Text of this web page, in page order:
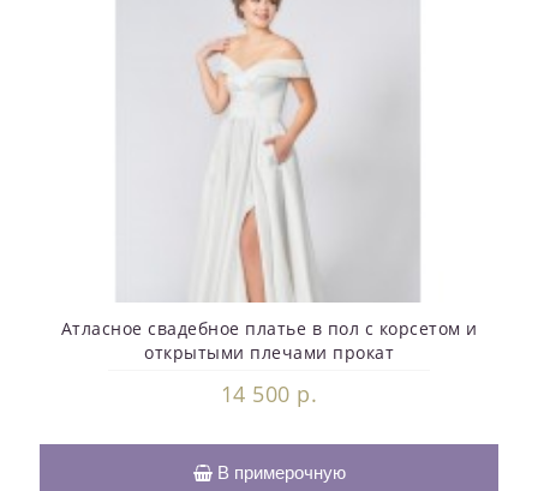
Атласное свадебное платье в пол с корсетом и
открытыми плечами прокат
14 500 р.
В примерочную